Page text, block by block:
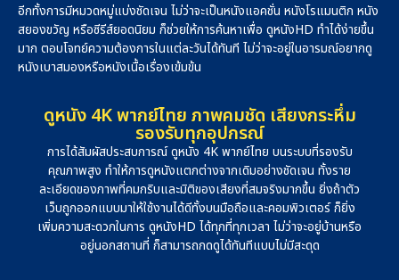
อีกทั้งการมีหมวดหมู่แบ่งชัดเจน ไม่ว่าจะเป็นหนังแอคชั่น หนังโรแมนติก หนัง
สยองขวัญ หรือซีรีส์ยอดนิยม ก็ช่วยให้การค้นหาเพื่อ ดูหนังHD ทำได้ง่ายขึ้น
มาก ตอบโจทย์ความต้องการในแต่ละวันได้ทันที ไม่ว่าจะอยู่ในอารมณ์อยากดู
หนังเบาสมองหรือหนังเนื้อเรื่องเข้มข้น
ดูหนัง 4K พากย์ไทย ภาพคมชัด เสียงกระหึ่ม
รองรับทุกอุปกรณ์
การได้สัมผัสประสบการณ์ ดูหนัง 4K พากย์ไทย บนระบบที่รองรับ
คุณภาพสูง ทำให้การดูหนังแตกต่างจากเดิมอย่างชัดเจน ทั้งราย
ละเอียดของภาพที่คมกริบและมิติของเสียงที่สมจริงมากขึ้น ยิ่งถ้าตัว
เว็บถูกออกแบบมาให้ใช้งานได้ดีทั้งบนมือถือและคอมพิวเตอร์ ก็ยิ่ง
เพิ่มความสะดวกในการ ดูหนังHD ได้ทุกที่ทุกเวลา ไม่ว่าจะอยู่บ้านหรือ
อยู่นอกสถานที่ ก็สามารถกดดูได้ทันทีแบบไม่มีสะดุด